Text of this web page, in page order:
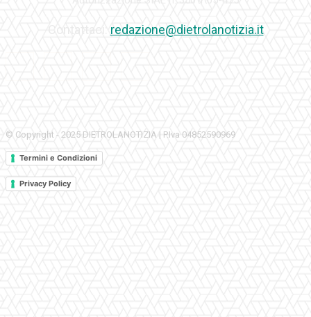
redazione@dietrolanotizia.it
© Copyright - 2025 DIETROLANOTIZIA | P.Iva 04852590969
Termini e Condizioni
Privacy Policy